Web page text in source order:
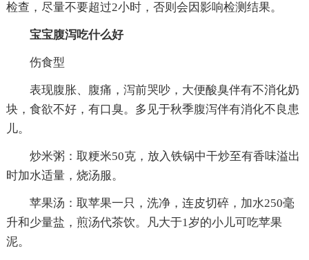
检查，尽量不要超过2小时，否则会因影响检测结果。
宝宝腹泻吃什么好
伤食型
表现腹胀、腹痛，泻前哭吵，大便酸臭伴有不消化奶
块，食欲不好，有口臭。多见于秋季腹泻伴有消化不良患
儿。
炒米粥：取粳米50克，放入铁锅中干炒至有香味溢出
时加水适量，烧汤服。
苹果汤：取苹果一只，洗净，连皮切碎，加水250毫
升和少量盐，煎汤代茶饮。凡大于1岁的小儿可吃苹果
泥。